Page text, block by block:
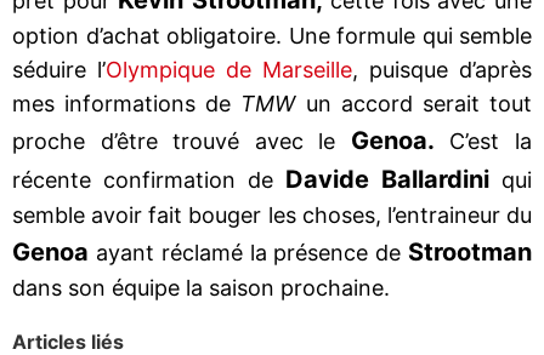
option d’achat obligatoire. Une formule qui semble
séduire l’Olympique de Marseille, puisque d’après
mes informations de TMWun accord serait tout
proche d’être trouvé avec le Genoa. C’est la
récente confirmation de Davide Ballardini qui
semble avoir fait bouger les choses, l’entraineur du
Genoa ayant réclamé la présence de Strootman
dans son équipe la saison prochaine.
Articles liés